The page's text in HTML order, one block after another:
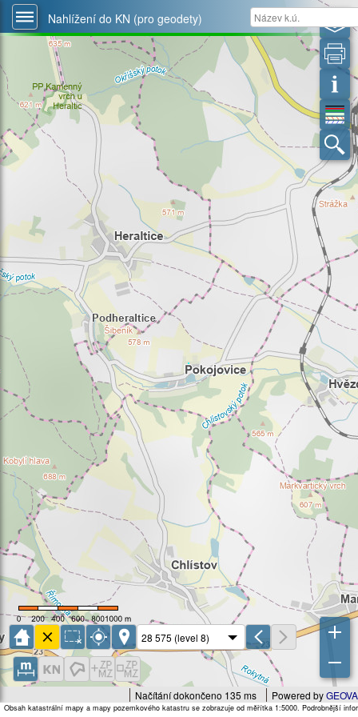
Nahlížení do KN (pro geodety)
Powered by
Načítání dokončeno 135 ms
Obsah katastrální mapy a mapy pozemkového katastru se zobrazuje od měřítka 1:5000. Podrobnější